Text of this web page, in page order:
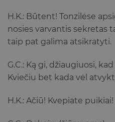
H.K.: Būtent! Tonzilėse
nosies varvantis sekretas
taip pat galima atsikratyti.
G.C.: Ką gi, džiaugiuosi,
Kviečiu bet kada vėl
H.K.: Ačiū! Kvepiate puikiai!